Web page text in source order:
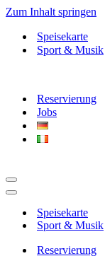
Zum Inhalt springen
Speisekarte
Sport & Musik
Reservierung
Jobs
Navigationsmenü
Navigationsmenü
Speisekarte
Sport & Musik
Reservierung